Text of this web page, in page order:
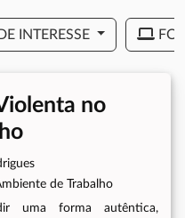
INTERESSE
no
uma forma autêntica,